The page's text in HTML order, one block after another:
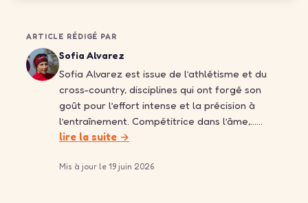
ARTICLE RÉDIGÉ PAR
Sofia Alvarez
Sofia Alvarez est issue de l’athlétisme et du
cross-country, disciplines qui ont forgé son
goût pour l’effort intense et la précision à
l’entraînement. Compétitrice dans l’âme,……
lire la suite →
Mis à jour le 19 juin 2026